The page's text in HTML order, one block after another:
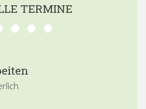
TERMINE